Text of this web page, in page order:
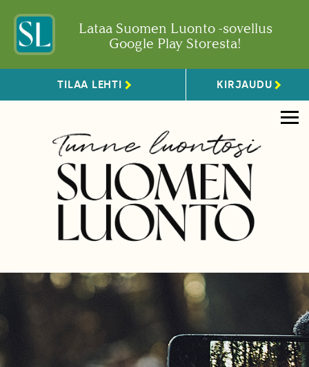
Lataa Suomen Luonto -sovellus
Google Play Storesta!
TILAA LEHTI KIRJAUDU